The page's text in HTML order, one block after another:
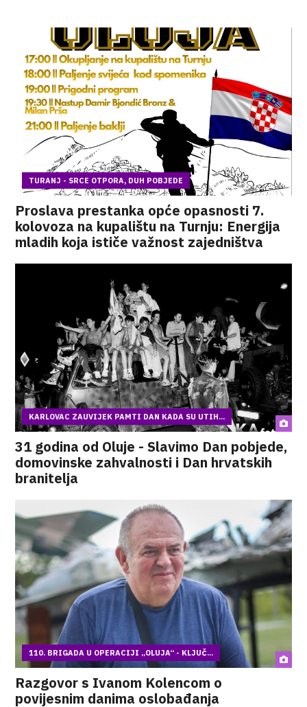
TURANJ - SRCE OTPORA, DUH POBJEDE
Proslava prestanka opće opasnosti 7.
kolovoza na kupalištu na Turnju: Energija
mladih koja ističe važnost zajedništva
KARLOVAC ZAUVIJEK PAMTI DAN KADA SU UTIH...
31 godina od Oluje - Slavimo Dan pobjede,
domovinske zahvalnosti i Dan hrvatskih
branitelja
110. BRIGADA U OPERACIJI „OLUJA“ - KLJUČ...
Razgovor s Ivanom Kolencom o
povijesnim danima oslobađanja